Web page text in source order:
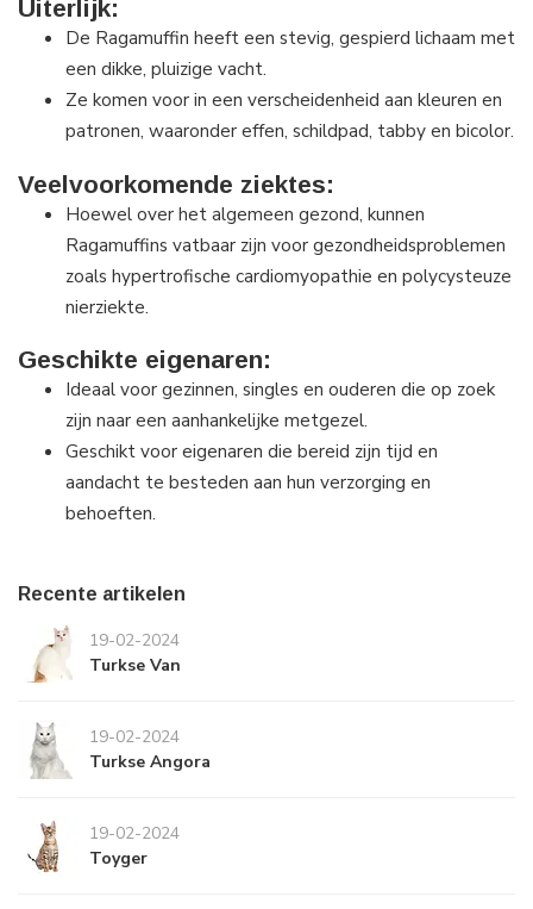
Uiterlijk:
De Ragamuffin heeft een stevig, gespierd lichaam met
een dikke, pluizige vacht.
Ze komen voor in een verscheidenheid aan kleuren en
patronen, waaronder effen, schildpad, tabby en bicolor.
Veelvoorkomende ziektes:
Hoewel over het algemeen gezond, kunnen
Ragamuffins vatbaar zijn voor gezondheidsproblemen
zoals hypertrofische cardiomyopathie en polycysteuze
nierziekte.
Geschikte eigenaren:
Ideaal voor gezinnen, singles en ouderen die op zoek
zijn naar een aanhankelijke metgezel.
Geschikt voor eigenaren die bereid zijn tijd en
aandacht te besteden aan hun verzorging en
behoeften.
Recente artikelen
19-02-2024
Turkse Van
19-02-2024
Turkse Angora
19-02-2024
Toyger